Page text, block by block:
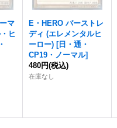
マ
ヒ
E・HERO バーストレ
ディ (エレメンタルヒ
ーロー) [日・通・
CP19・ノーマル]
480円(税込)
在庫なし